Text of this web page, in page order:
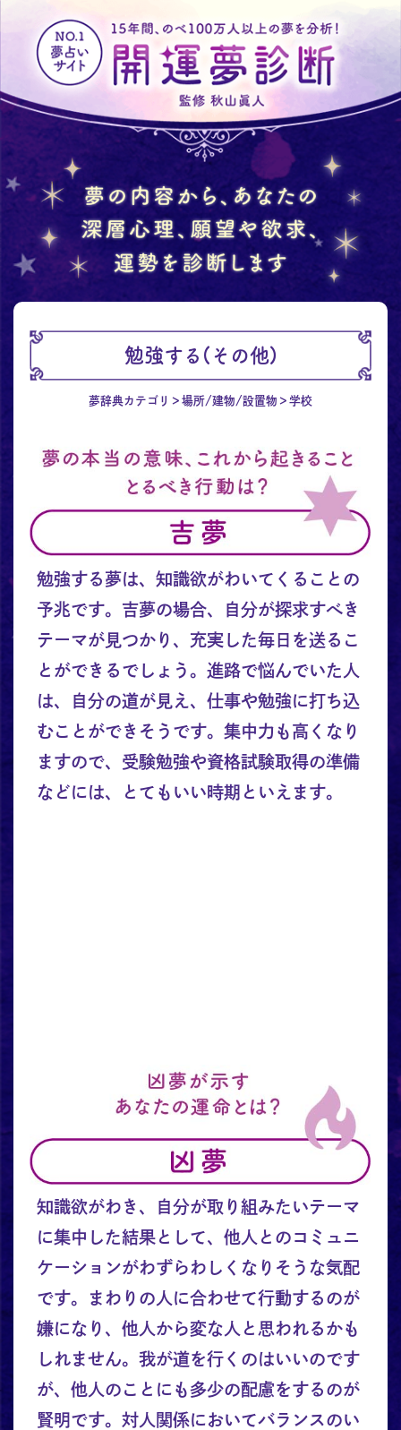
勉強する(その他)
夢辞典カテゴリ 場所/建物/設置物 学校
勉強する夢は、知識欲がわいてくることの
予兆です。吉夢の場合、自分が探求すべき
テーマが見つかり、充実した毎日を送るこ
とができるでしょう。進路で悩んでいた人
は、自分の道が見え、仕事や勉強に打ち込
むことができそうです。集中力も高くなり
ますので、受験勉強や資格試験取得の準備
などには、とてもいい時期といえます。
知識欲がわき、自分が取り組みたいテーマ
に集中した結果として、他人とのコミュニ
ケーションがわずらわしくなりそうな気配
です。まわりの人に合わせて行動するのが
嫌になり、他人から変な人と思われるかも
しれません。我が道を行くのはいいのです
が、他人のことにも多少の配慮をするのが
賢明です。対人関係においてバランスのい